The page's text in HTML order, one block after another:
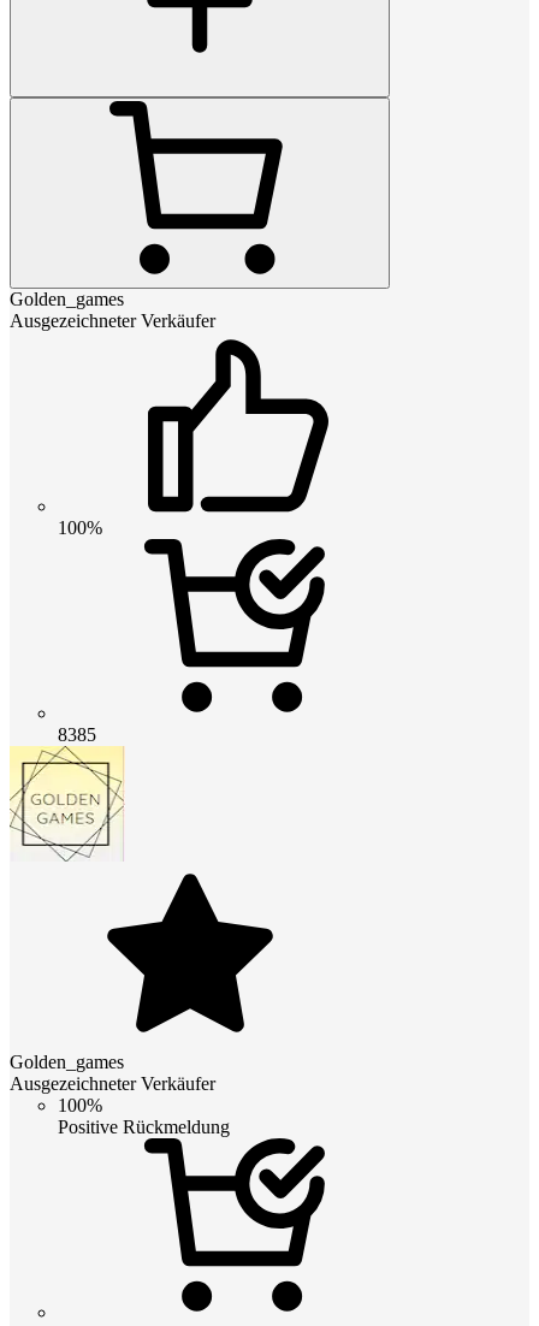
Golden_games
Ausgezeichneter Verkäufer
100%
8385
Golden_games
Ausgezeichneter Verkäufer
100%
Positive Rückmeldung